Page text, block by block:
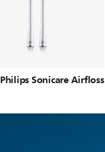
Philips Sonicare Airfloss